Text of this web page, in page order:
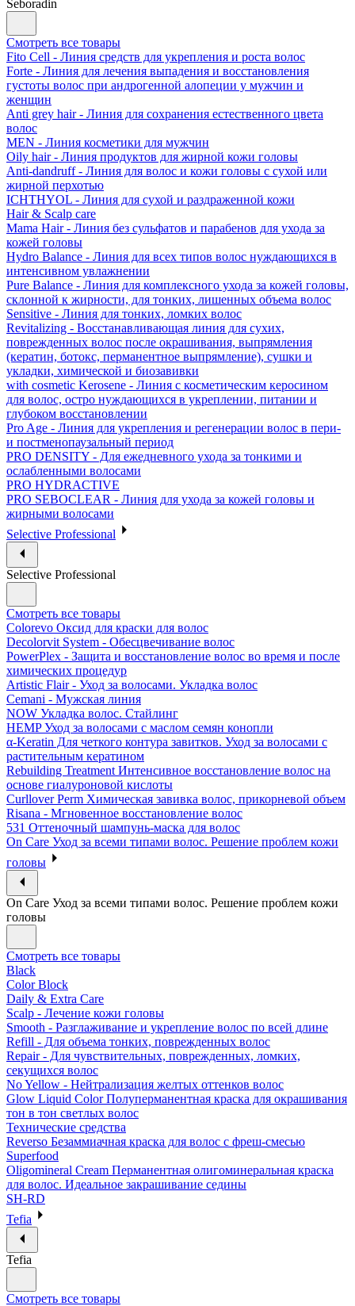
Seboradin
Смотреть все товары
Fito Cell - Линия средств для укрепления и роста волос
Forte - Линия для лечения выпадения и восстановления
густоты волос при андрогенной алопеции у мужчин и
женщин
Anti grey hair - Линия для сохранения естественного цвета
волос
MEN - Линия косметики для мужчин
Oily hair - Линия продуктов для жирной кожи головы
Anti-dandruff - Линия для волос и кожи головы с сухой или
жирной перхотью
ICHTHYOL - Линия для сухой и раздраженной кожи
Hair & Scalp care
Mama Hair - Линия без сульфатов и парабенов для ухода за
кожей головы
Hydro Balance - Линия для всех типов волос нуждающихся в
интенсивном увлажнении
Pure Balance - Линия для комплексного ухода за кожей головы,
склонной к жирности, для тонких, лишенных объема волос
Sensitive - Линия для тонких, ломких волос
Revitalizing - Восстанавливающая линия для сухих,
поврежденных волос после окрашивания, выпрямления
(кератин, ботокс, перманентное выпрямление), сушки и
укладки, химической и биозавивки
with cosmetic Kerosene - Линия с косметическим керосином
для волос, остро нуждающихся в укреплении, питании и
глубоком восстановлении
Pro Age - Линия для укрепления и регенерации волос в пери-
и постменопаузальный период
PRO DENSITY - Для ежедневного ухода за тонкими и
ослабленными волосами
PRO HYDRACTIVE
PRO SEBOCLEAR - Линия для ухода за кожей головы и
жирными волосами
Selective Professional
Selective Professional
Смотреть все товары
Colorevo Оксид для краски для волос
Decolorvit System - Обесцвечивание волос
PowerPlex - Защита и восстановление волос во время и после
химических процедур
Artistic Flair - Уход за волосами. Укладка волос
Cemani - Мужская линия
NOW Укладка волос. Стайлинг
HEMP Уход за волосами с маслом семян конопли
α-Keratin Для четкого контура завитков. Уход за волосами с
растительным кератином
Rebuilding Treatment Интенсивное восстановление волос на
основе гиалуроновой кислоты
Curllover Perm Химическая завивка волос, прикорневой объем
Risana - Мгновенное восстановление волос
531 Оттеночный шампунь-маска для волос
On Care Уход за всеми типами волос. Решение проблем кожи
головы
On Care Уход за всеми типами волос. Решение проблем кожи
головы
Смотреть все товары
Black
Color Block
Daily & Extra Care
Scalp - Лечение кожи головы
Smooth - Разглаживание и укрепление волос по всей длине
Refill - Для объема тонких, поврежденных волос
Repair - Для чувствительных, поврежденных, ломких,
секущихся волос
No Yellow - Нейтрализация желтых оттенков волос
Glow Liquid Color Полуперманентная краска для окрашивания
тон в тон светлых волос
Технические средства
Reverso Безаммиачная краска для волос с фреш-смесью
Superfood
Oligomineral Cream Перманентная олигоминеральная краска
для волос. Идеальное закрашивание седины
SH-RD
Tefia
Tefia
Смотреть все товары